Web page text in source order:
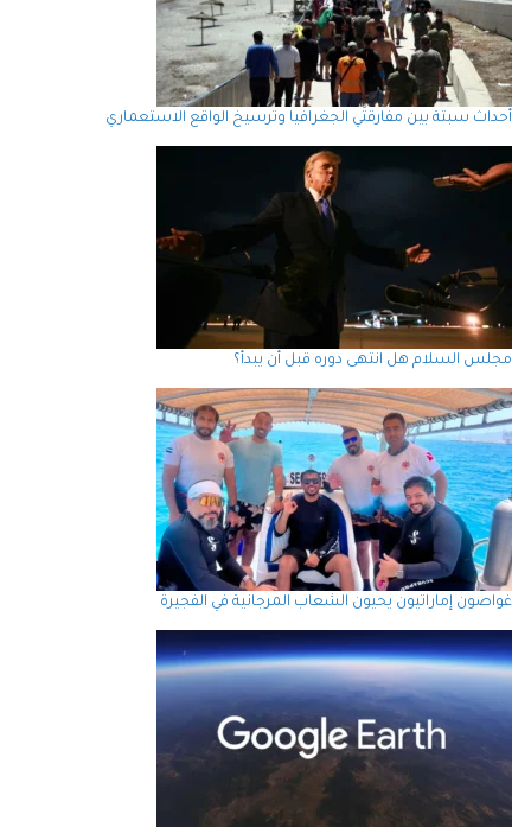
أحداث سبتة بين مفارقتَي الجغرافيا وترسيخ الواقع الاستعماري
مجلس السلام هل انتهى دوره قبل أن يبدأ؟
غواصون إماراتيون يحيون الشعاب المرجانية في الفجيرة